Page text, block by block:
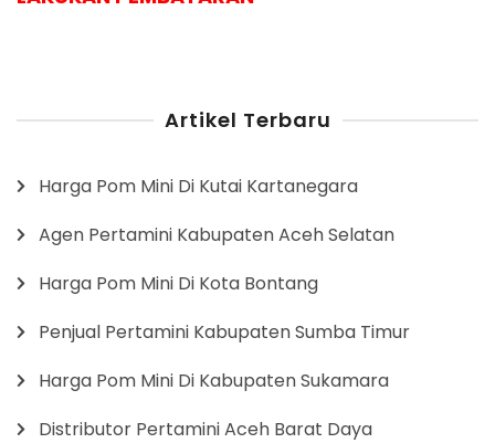
Artikel Terbaru
Harga Pom Mini Di Kutai Kartanegara
Agen Pertamini Kabupaten Aceh Selatan
Harga Pom Mini Di Kota Bontang
Penjual Pertamini Kabupaten Sumba Timur
Harga Pom Mini Di Kabupaten Sukamara
Distributor Pertamini Aceh Barat Daya